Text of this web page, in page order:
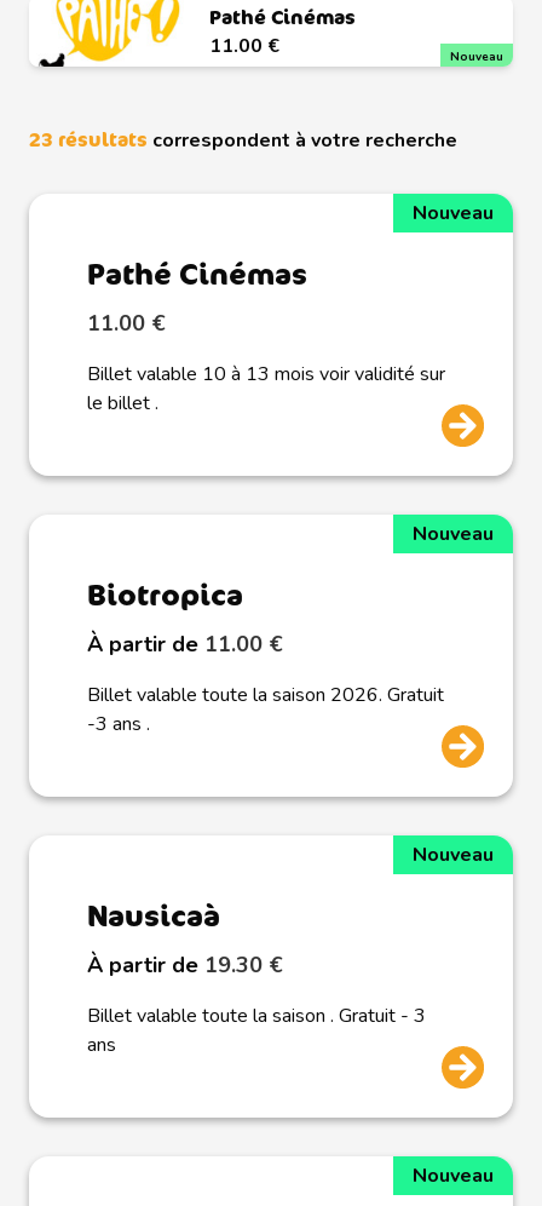
Pathé Cinémas
11.00 €
Nouveau
23 résultats correspondent à votre recherche
Nouveau
Pathé Cinémas
11.00 €
Billet valable 10 à 13 mois voir validité sur
le billet .
Nouveau
Biotropica
À partir de 11.00 €
Billet valable toute la saison 2026. Gratuit
-3 ans .
Nouveau
Nausicaà
À partir de 19.30 €
Billet valable toute la saison . Gratuit - 3
ans
Nouveau